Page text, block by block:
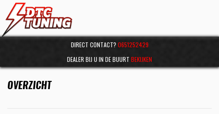
DIRECT CONTACT? 0651252429
DEALER BIJ U IN DE BUURT BEKIJKEN
OVERZICHT